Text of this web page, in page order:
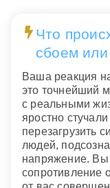
Что
сбоем
Ваша реакция
это точнейший
с реальными
яростно
перезагрузить
людей,
напряжение. Вы
сопротивление